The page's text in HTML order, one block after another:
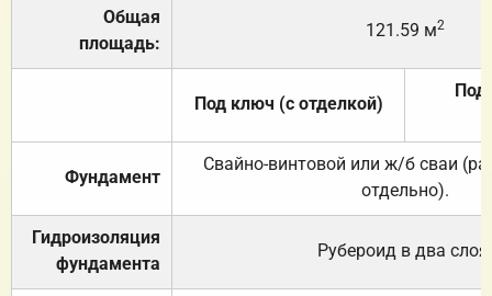
Общая
площадь:
121.59 м2
Под ключ (с отделкой)
Под
Фундамент
Свайно-винтовой или ж/б сваи
отдельно).
Гидроизоляция
фундамента
Рубероид в два слоя.